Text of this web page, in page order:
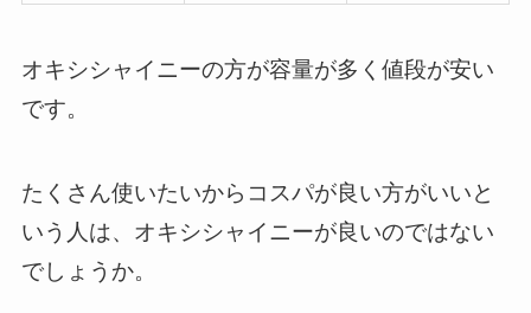
オキシシャイニーの方が容量が多く値段が安い
です。
たくさん使いたいからコスパが良い方がいいと
いう人は、オキシシャイニーが良いのではない
でしょうか。